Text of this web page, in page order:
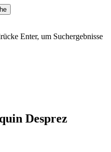
Enter, um Suchergebnisse
Desprez